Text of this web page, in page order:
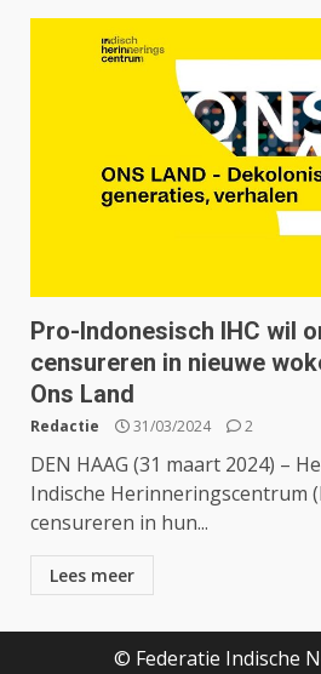
Pro-Indonesisch IHC wil
censureren in nieuwe
Ons Land
Redactie 31/03/2024 2
DEN HAAG (31 maart 2024) –
Indische Herinneringscentrum
censureren in hun...
Lees meer
© Federatie Indische